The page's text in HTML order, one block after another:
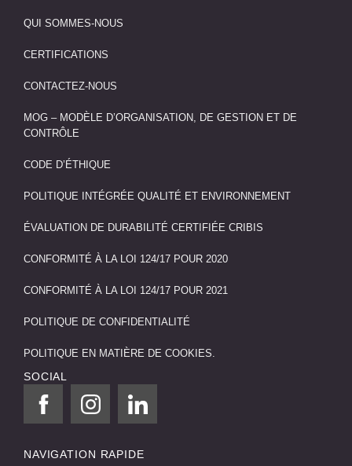
QUI SOMMES-NOUS
CERTIFICATIONS
CONTACTEZ-NOUS
MOG – MODÈLE D’ORGANISATION, DE GESTION ET DE
CONTRÔLE
CODE D’ÉTHIQUE
POLITIQUE INTÉGRÉE QUALITÉ ET ENVIRONNEMENT
ÉVALUATION DE DURABILITÉ CERTIFIÉE CRIBIS
CONFORMITÉ À LA LOI 124/17 POUR 2020
CONFORMITÉ À LA LOI 124/17 POUR 2021
POLITIQUE DE CONFIDENTIALITÉ
POLITIQUE EN MATIÈRE DE COOKIES.
SOCIAL
NAVIGATION RAPIDE